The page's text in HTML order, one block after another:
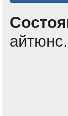
айтюнс.